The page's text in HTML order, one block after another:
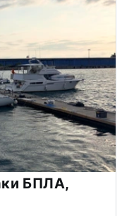
БПЛА,